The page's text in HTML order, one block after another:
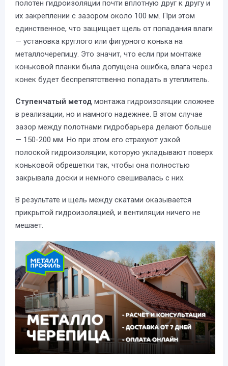
полотен гидроизоляции почти вплотную друг к другу и
их закреплении с зазором около 100 мм. При этом
единственное, что защищает щель от попадания влаги
— установка круглого или фигурного конька на
металлочерепицу. Это значит, что если при монтаже
коньковой планки была допущена ошибка, влага через
конек будет беспрепятственно попадать в утеплитель.
Ступенчатый метод монтажа гидроизоляции сложнее
в реализации, но и намного надежнее. В этом случае
зазор между полотнами гидробарьера делают больше
— 150-200 мм. Но при этом его страхуют узкой
полоской гидроизоляции, которую укладывают поверх
коньковой обрешетки так, чтобы она полностью
закрывала доски и немного свешивалась с них.
В результате и щель между скатами оказывается
прикрытой гидроизоляцией, и вентиляции ничего не
мешает.